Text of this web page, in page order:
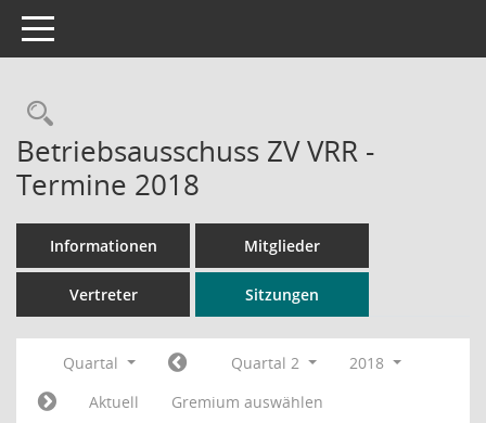
Toggle navigation
Rechercheauswahl
Betriebsausschuss ZV VRR -
Termine 2018
Informationen Mitglieder
Vertreter Sitzungen
Quartal Quartal 2
2018
Aktuell
Gremium auswählen